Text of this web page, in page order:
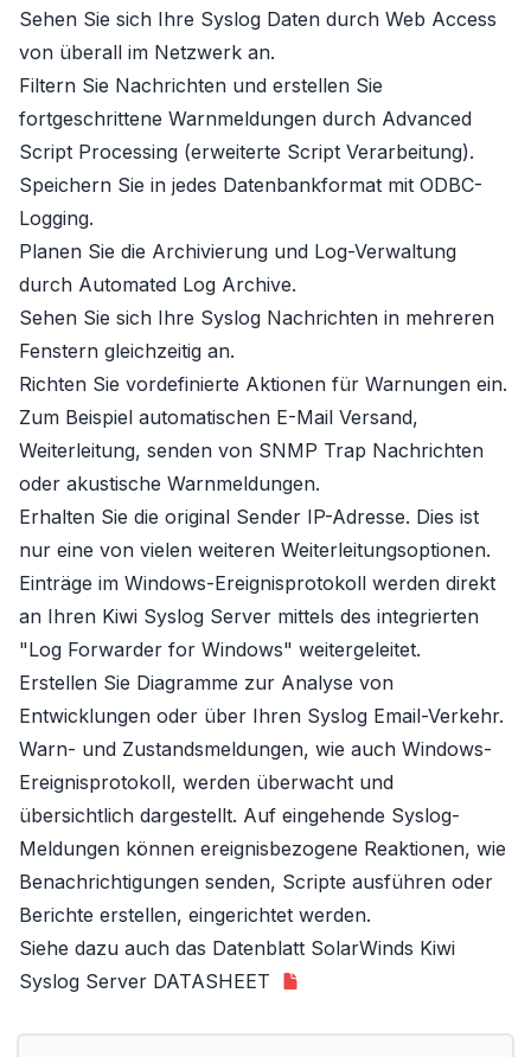
Sehen Sie sich Ihre Syslog Daten durch Web Access
von überall im Netzwerk an.
Filtern Sie Nachrichten und erstellen Sie
fortgeschrittene Warnmeldungen durch Advanced
Script Processing (erweiterte Script Verarbeitung).
Speichern Sie in jedes Datenbankformat mit ODBC-
Logging.
Planen Sie die Archivierung und Log-Verwaltung
durch Automated Log Archive.
Sehen Sie sich Ihre Syslog Nachrichten in mehreren
Fenstern gleichzeitig an.
Richten Sie vordefinierte Aktionen für Warnungen ein.
Zum Beispiel automatischen E-Mail Versand,
Weiterleitung, senden von SNMP Trap Nachrichten
oder akustische Warnmeldungen.
Erhalten Sie die original Sender IP-Adresse. Dies ist
nur eine von vielen weiteren Weiterleitungsoptionen.
Einträge im Windows-Ereignisprotokoll werden direkt
an Ihren Kiwi Syslog Server mittels des integrierten
"Log Forwarder for Windows" weitergeleitet.
Erstellen Sie Diagramme zur Analyse von
Entwicklungen oder über Ihren Syslog Email-Verkehr.
Warn- und Zustandsmeldungen, wie auch Windows-
Ereignisprotokoll, werden überwacht und
übersichtlich dargestellt. Auf eingehende Syslog-
Meldungen können ereignisbezogene Reaktionen, wie
Benachrichtigungen senden, Scripte ausführen oder
Berichte erstellen, eingerichtet werden.
Siehe dazu auch das Datenblatt SolarWinds Kiwi
Syslog Server DATASHEET